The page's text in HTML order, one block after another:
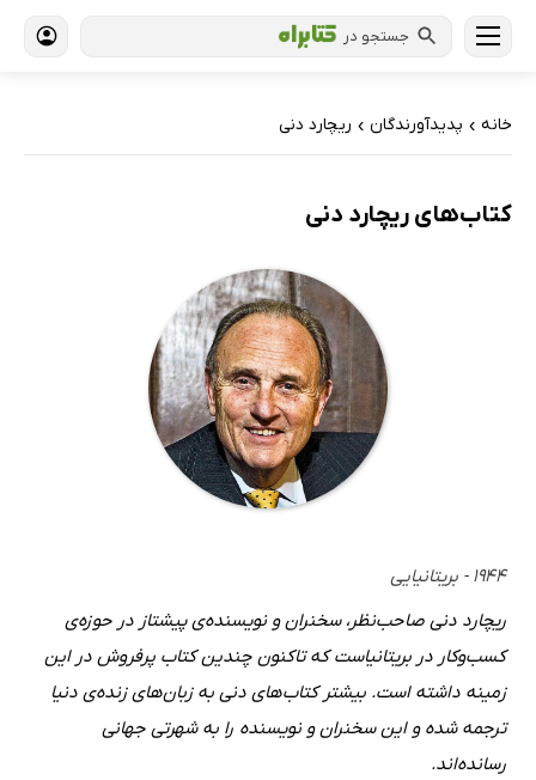
جستجو در
خانه › پدیدآورندگان › ریچارد دنی
کتاب‌های ریچارد دنی
۱۹۴۴ - بریتانیایی
ریچارد دنی صاحب‌نظر، سخنران و نویسنده‌ی پیشتاز در حوزه‌ی
کسب‌وکار در بریتانیاست که تاکنون چندین کتاب پرفروش در این
زمینه داشته است. بیشتر کتاب‌های دنی به زبان‌های زنده‌ی دنیا
ترجمه شده و این سخنران و نویسنده را به شهرتی جهانی
رسانده‌اند.